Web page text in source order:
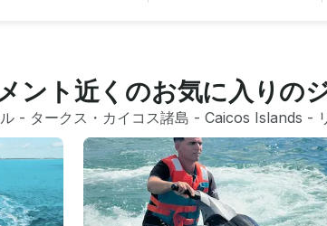
ント近くのお気に入りの
- タークス・カイコス諸島 - Caicos Islands -